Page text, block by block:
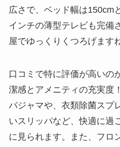
広さで、ベッド幅は150cm
インチの薄型テレビも完備
屋でゆっくりくつろげます
口コミで特に評価が高いの
潔感とアメニティの充実度
パジャマや、衣類除菌スプ
いスリッパなど、快適に過
に見られます。また、フロ